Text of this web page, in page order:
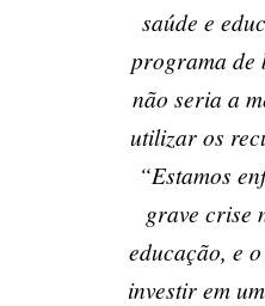
saúde e
programa de
não seria a
utilizar os
“Estamos
grave crise
educação, e
investir em